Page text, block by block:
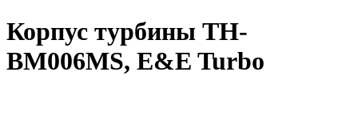
Корпус турбины TH-
BM006MS, E&E Turbo